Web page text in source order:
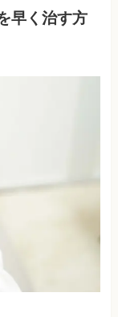
早く治す方